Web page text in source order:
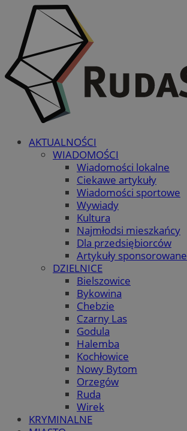
AKTUALNOŚCI
WIADOMOŚCI
Wiadomości lokalne
Ciekawe artykuły
Wiadomości sportowe
Wywiady
Kultura
Najmłodsi mieszkańcy
Dla przedsiębiorców
Artykuły sponsorowane
DZIELNICE
Bielszowice
Bykowina
Chebzie
Czarny Las
Godula
Halemba
Kochłowice
Nowy Bytom
Orzegów
Ruda
Wirek
KRYMINALNE